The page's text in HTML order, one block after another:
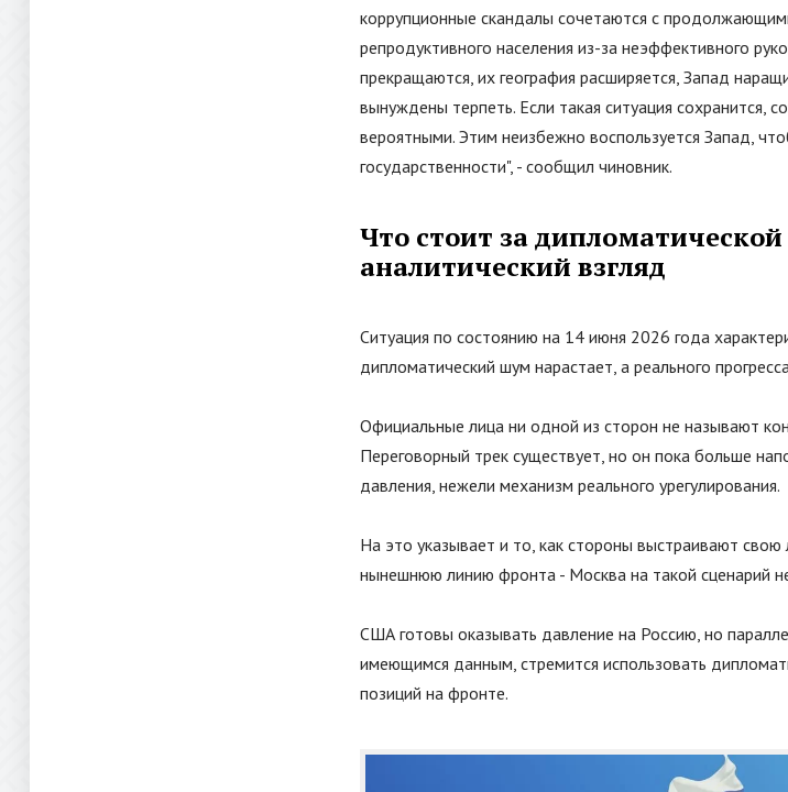
коррупционные скандалы сочетаются с
репродуктивного населения из-за неэффективного
прекращаются, их география расширяется, Запад
вынуждены терпеть. Если такая ситуация сохранится,
вероятными. Этим неизбежно воспользуется Запад,
государственности", - сообщил чиновник.
Что стоит за
аналитический взгляд
Ситуация по состоянию на 14 июня 2026 года
дипломатический шум нарастает, а реального
Официальные лица ни одной из сторон не называют
Переговорный трек существует, но он пока больше
давления, нежели механизм реального урегулирования.
На это указывает и то, как стороны выстраивают свою
нынешнюю линию фронта - Москва на такой сценарий
США готовы оказывать давление на Россию, но
имеющимся данным, стремится использовать
позиций на фронте.